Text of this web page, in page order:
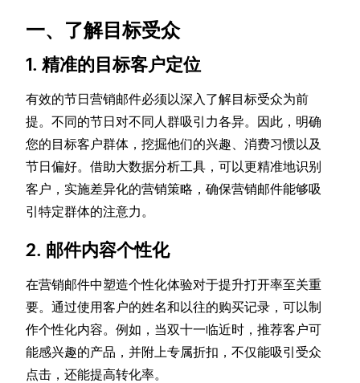
一、了解目标受众
1. 精准的目标客户定位
有效的节日营销邮件必须以深入了解目标受众为前
提。不同的节日对不同人群吸引力各异。因此，明确
您的目标客户群体，挖掘他们的兴趣、消费习惯以及
节日偏好。借助大数据分析工具，可以更精准地识别
客户，实施差异化的营销策略，确保营销邮件能够吸
引特定群体的注意力。
2. 邮件内容个性化
在营销邮件中塑造个性化体验对于提升打开率至关重
要。通过使用客户的姓名和以往的购买记录，可以制
作个性化内容。例如，当双十一临近时，推荐客户可
能感兴趣的产品，并附上专属折扣，不仅能吸引受众
点击，还能提高转化率。